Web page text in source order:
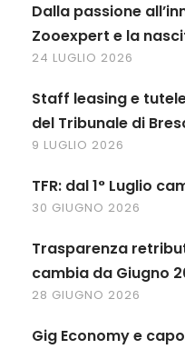
Dalla passione
Zooexpert e la
24 LUGLIO 2026
Staff leasing e
del Tribunale di
9 LUGLIO 2026
TFR: dal 1° Luglio
30 GIUGNO 2026
Trasparenza
cambia da Giugno
28 GIUGNO 2026
Gig Economy e